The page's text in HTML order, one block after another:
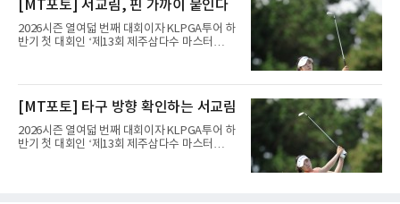
이 12번 홀에서 경기하고 있다.
[MT포토] 서교림, 핀 가까이 붙인다
2026시즌 열여덟 번째 대회이자 KLPGA투어 하
반기 첫 대회인 ‘제13회 제주삼다수 마스터
트(파72/6,767야드)에서 열리고 있다.7일 현재
2라운드 경기가 펼쳐지고 있다.서교림(삼천리)
이 11번 홀에서 경기하고 있다.
[MT포토] 타구 방향 확인하는 서교림
2026시즌 열여덟 번째 대회이자 KLPGA투어 하
반기 첫 대회인 ‘제13회 제주삼다수 마스터